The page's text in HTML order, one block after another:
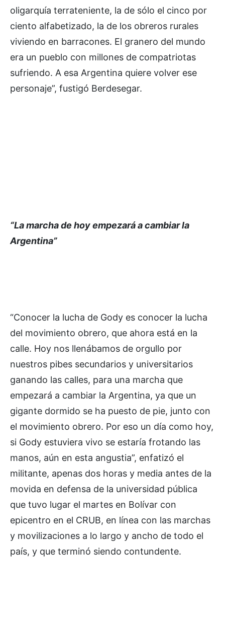
oligarquía terrateniente, la de sólo el cinco por
ciento alfabetizado, la de los obreros rurales
viviendo en barracones. El granero del mundo
era un pueblo con millones de compatriotas
sufriendo. A esa Argentina quiere volver ese
personaje”, fustigó Berdesegar.
“La marcha de hoy empezará a cambiar la
Argentina”
“Conocer la lucha de Gody es conocer la lucha
del movimiento obrero, que ahora está en la
calle. Hoy nos llenábamos de orgullo por
nuestros pibes secundarios y universitarios
ganando las calles, para una marcha que
empezará a cambiar la Argentina, ya que un
gigante dormido se ha puesto de pie, junto con
el movimiento obrero. Por eso un día como hoy,
si Gody estuviera vivo se estaría frotando las
manos, aún en esta angustia”, enfatizó el
militante, apenas dos horas y media antes de la
movida en defensa de la universidad pública
que tuvo lugar el martes en Bolívar con
epicentro en el CRUB, en línea con las marchas
y movilizaciones a lo largo y ancho de todo el
país, y que terminó siendo contundente.